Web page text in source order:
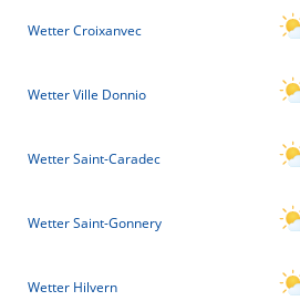
Wetter Croixanvec
Wetter Ville Donnio
Wetter Saint-Caradec
Wetter Saint-Gonnery
Wetter Hilvern